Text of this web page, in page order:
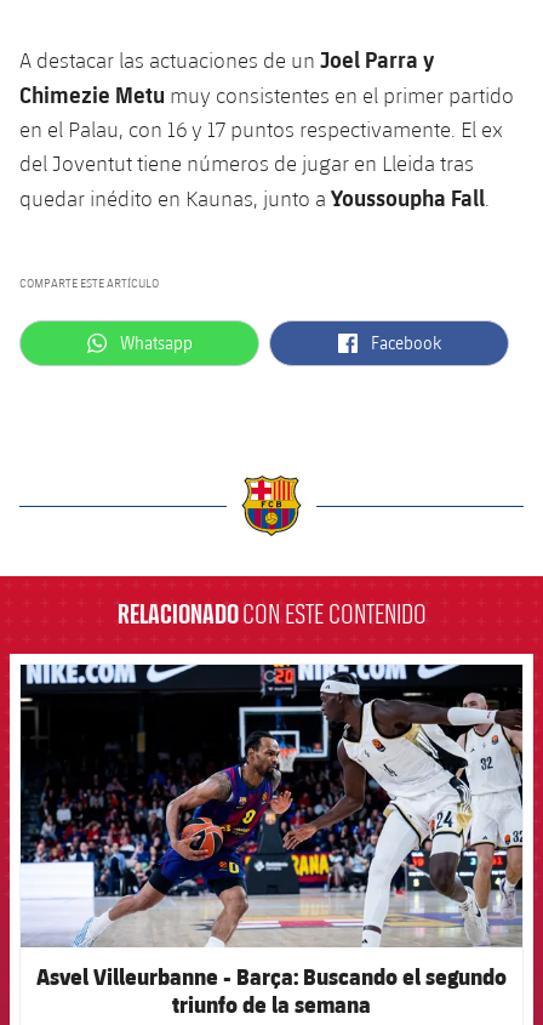
A destacar las actuaciones de un Joel Parra y
Chimezie Metu muy consistentes en el primer partido
en el Palau, con 16 y 17 puntos respectivamente. El ex
del Joventut tiene números de jugar en Lleida tras
quedar inédito en Kaunas, junto a Youssoupha Fall
COMPARTE ESTE ARTÍCULO
label.aria.whatsapp
Whatsapp label.aria.facebook
Facebook
RELACIONADOCON ESTE CONTENIDO
FCB Barcelona badge
Asvel Villeurbanne - Barça: Buscando el segundo
triunfo de la semana